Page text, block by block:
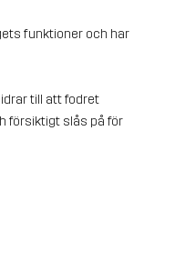
funktioner och har
till att fodret
försiktigt slås på för